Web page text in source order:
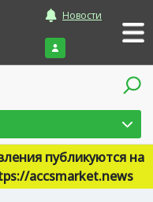
Новости
Войти
публикуются на
accsmarket.news